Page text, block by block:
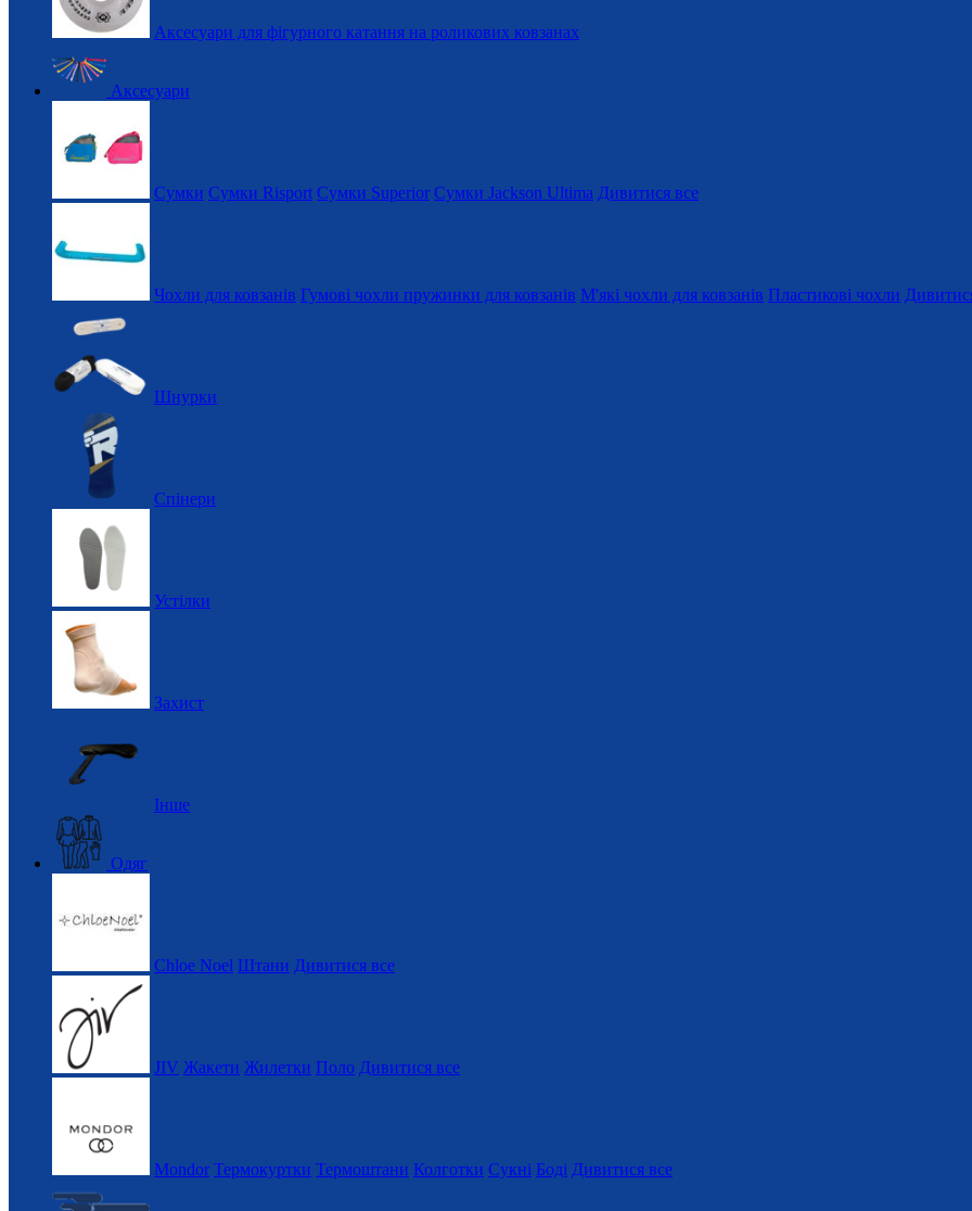
Аксесуари для фігурного катання на роликових ковзанах
Аксесуари
Сумки Сумки Risport Сумки Superior Сумки Jackson Ultima Дивитися все
Чохли для ковзанів Гумові чохли пружинки для ковзанів М'які чохли для ковзанів Пластикові чохли
Шнурки
Спінери
Устілки
Захист
Інше
Одяг
Chloe Noel Штани Дивитися все
JIV Жакети Жилетки Поло Дивитися все
Mondor Термокуртки Термоштани Колготки Сукні Боді Дивитися все